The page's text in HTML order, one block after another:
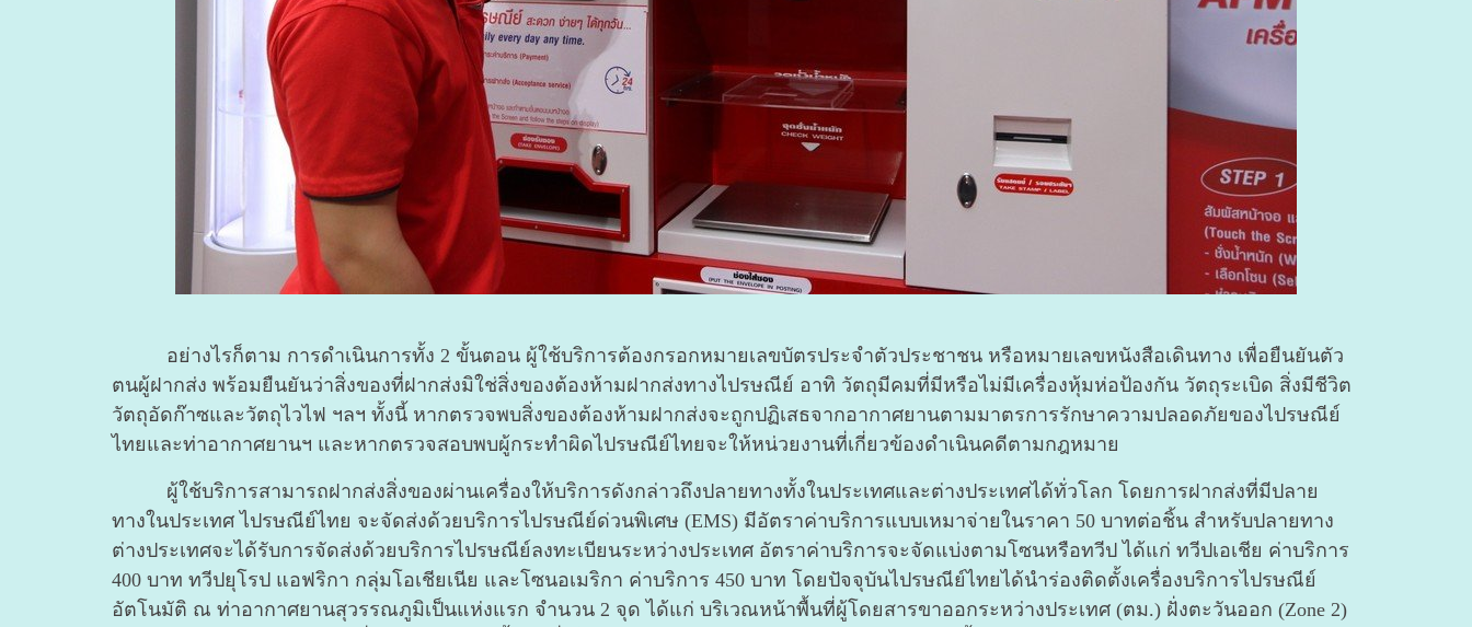
อย่างไรก็ตาม การดำเนินการทั้ง 2 ขั้นตอน ผู้ใช้บริการต้องกรอกหมายเลขบัตรประจำตัวประชาชน หรือหมายเลขหนังสือเดินทาง เพื่อยืนยันตัว
ตนผู้ฝากส่ง พร้อมยืนยันว่าสิ่งของที่ฝากส่งมิใช่สิ่งของต้องห้ามฝากส่งทางไปรษณีย์ อาทิ วัตถุมีคมที่มีหรือไม่มีเครื่องหุ้มห่อป้องกัน วัตถุระเบิด สิ่งมีชีวิต
วัตถุอัดก๊าซและวัตถุไวไฟ ฯลฯ ทั้งนี้ หากตรวจพบสิ่งของต้องห้ามฝากส่งจะถูกปฏิเสธจากอากาศยานตามมาตรการรักษาความปลอดภัยของไปรษณีย์
ไทยและท่าอากาศยานฯ และหากตรวจสอบพบผู้กระทำผิดไปรษณีย์ไทยจะให้หน่วยงานที่เกี่ยวข้องดำเนินคดีตามกฎหมาย
ผู้ใช้บริการสามารถฝากส่งสิ่งของผ่านเครื่องให้บริการดังกล่าวถึงปลายทางทั้งในประเทศและต่างประเทศได้ทั่วโลก โดยการฝากส่งที่มีปลาย
ทางในประเทศ ไปรษณีย์ไทย จะจัดส่งด้วยบริการไปรษณีย์ด่วนพิเศษ (EMS) มีอัตราค่าบริการแบบเหมาจ่ายในราคา 50 บาทต่อชิ้น สำหรับปลายทาง
ต่างประเทศจะได้รับการจัดส่งด้วยบริการไปรษณีย์ลงทะเบียนระหว่างประเทศ อัตราค่าบริการจะจัดแบ่งตามโซนหรือทวีป ได้แก่ ทวีปเอเชีย ค่าบริการ
400 บาท ทวีปยุโรป แอฟริกา กลุ่มโอเชียเนีย และโซนอเมริกา ค่าบริการ 450 บาท โดยปัจจุบันไปรษณีย์ไทยได้นำร่องติดตั้งเครื่องบริการไปรษณีย์
อัตโนมัติ ณ ท่าอากาศยานสุวรรณภูมิเป็นแห่งแรก จำนวน 2 จุด ได้แก่ บริเวณหน้าพื้นที่ผู้โดยสารขาออกระหว่างประเทศ (ตม.) ฝั่งตะวันออก (Zone 2)